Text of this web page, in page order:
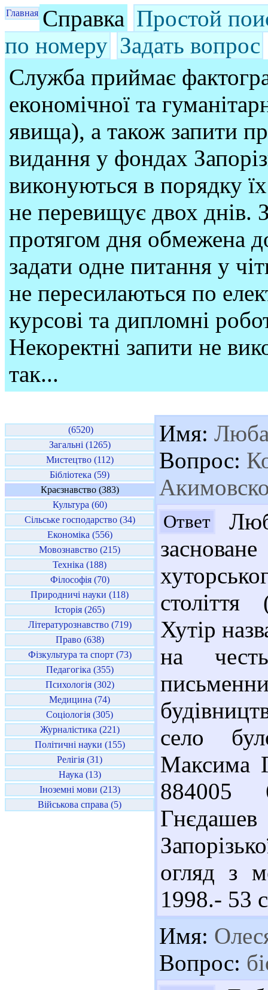
Главная Справка Простой
по номеру Задать вопрос
Служба приймає
економічної та
явища), а також запити
видання у фондах
виконуються в порядку
не перевищує двох днів.
протягом дня обмежена
задати одне питання у
не пересилаються по
курсові та дипломні
Некоректні запити не
так...
(6520)
Загальні (1265)
Мистецтво (112)
Бібліотека (59)
Краєзнавство (383)
Культура (60)
Сільське господарство (34)
Економіка (556)
Мовознавство (215)
Техніка (188)
Філософія (70)
Природничі науки (118)
Історія (265)
Літературознавство (719)
Право (638)
Фізкультура та спорт (73)
Педагогіка (355)
Психологія (302)
Медицина (74)
Соціологія (305)
Журналістика (221)
Політичні науки (155)
Релігія (31)
Наука (13)
Іноземні мови (213)
Військова справа (5)
Имя:
Вопрос:
Ответ
Хутір
на
село
Максима
884005
огляд з
1998.- 53
Имя:
Вопрос: